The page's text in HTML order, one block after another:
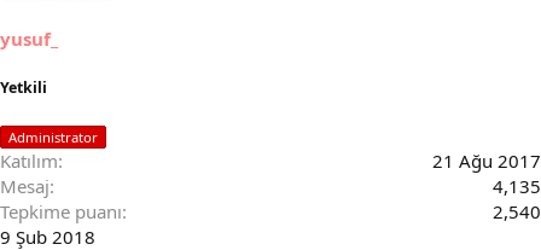
yusuf_
Yetkili
Administrator
Katılım
21 Ağu 2017
Mesaj
4,135
Tepkime puanı
2,540
9 Şub 2018